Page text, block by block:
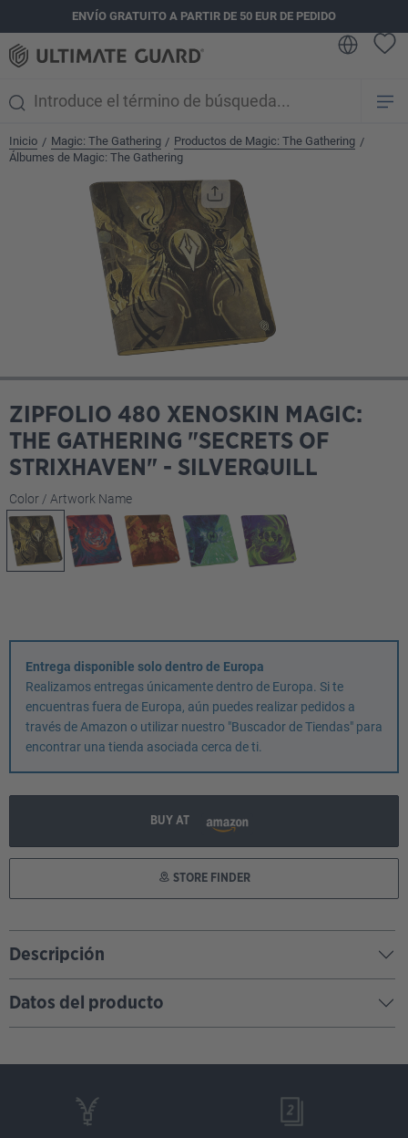
principalENVÍO GRATUITO A PARTIR DE 50 EUR DE PEDIDO
Inicio / Magic: The Gathering / Productos de Magic: The Gathering /
Álbumes de Magic: The Gathering
Omitir galería de imágenes
ZIPFOLIO 480 XENOSKIN MAGIC:
THE GATHERING "SECRETS OF
STRIXHAVEN" - SILVERQUILL
Seleccione
Color / Artwork Name
Entrega disponible solo dentro de Europa
Realizamos entregas únicamente dentro de Europa. Si te
encuentras fuera de Europa, aún puedes realizar pedidos a
través de Amazon o utilizar nuestro "Buscador de Tiendas" para
encontrar una tienda asociada cerca de ti.
BUY AT
STORE FINDER
Descripción
Datos del producto